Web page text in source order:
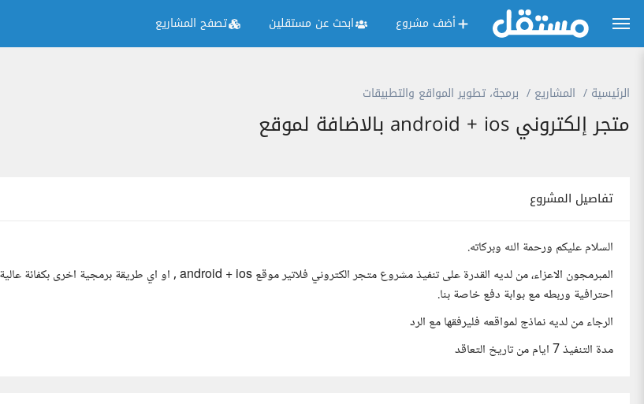
أضف مشروع ابحث عن مستقلين تصفح المشاريع
الرئيسية المشاريع برمجة، تطوير المواقع والتطبيقات
متجر إلكتروني android + ios بالاضافة لموقع
تفاصيل المشروع
السلام عليكم ورحمة الله وبركاته.
المبرمجون الاعزاء، من لديه القدرة على تنفيذ مشروع متجر الكتروني فلاتير موقع android + ios , او اي طريقة برمجية اخرى بكفائة عالية
احترافية وربطه مع بوابة دفع خاصة بنا.
الرجاء من لديه نماذج لمواقعه فليرفقها مع الرد
مدة التنفيذ 7 ايام من تاريخ التعاقد